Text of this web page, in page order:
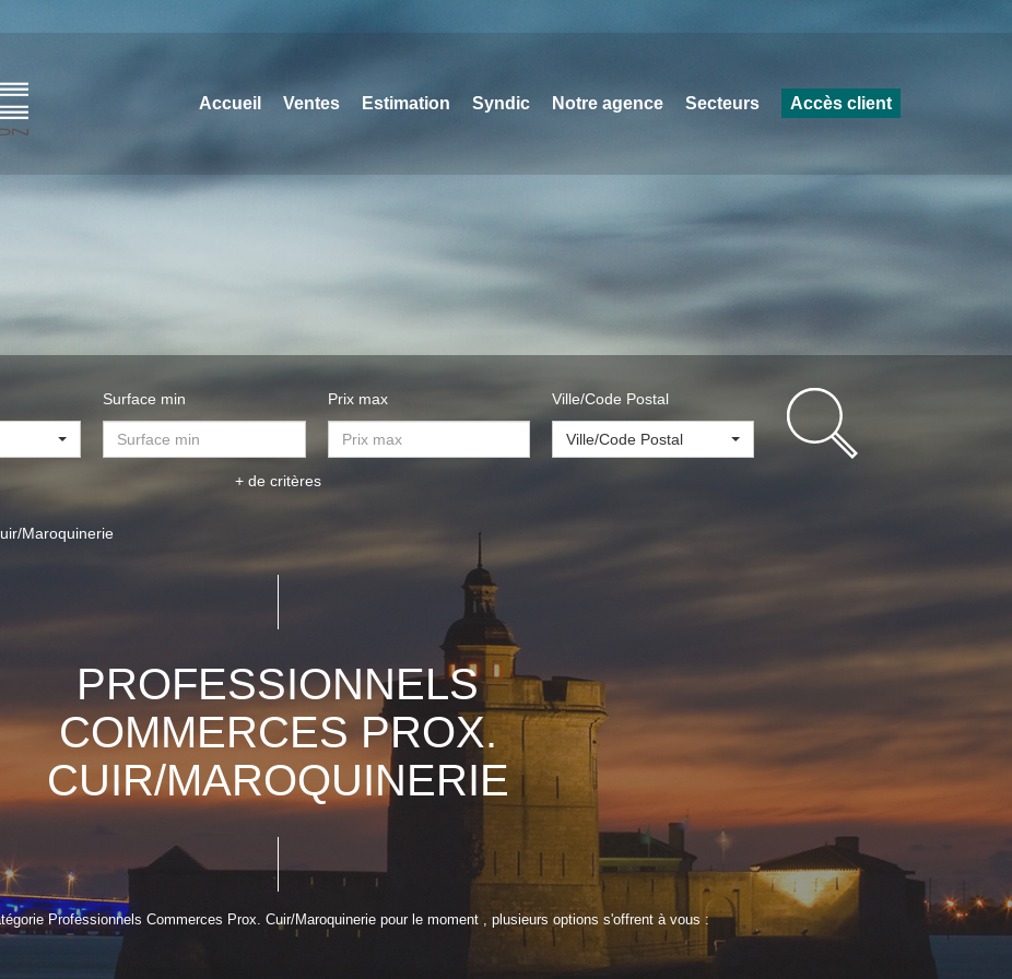
Accueil Ventes Estimation Syndic Notre agence Secteurs Accès client
Surface min Prix max Ville/Code Postal
Ville/Code Postal
+ de critères
Maroquinerie
PROFESSIONNELS
COMMERCES PROX.
CUIR/MAROQUINERIE
Professionnels Commerces Prox. Cuir/Maroquinerie pour le moment , plusieurs options s'offrent à vous :